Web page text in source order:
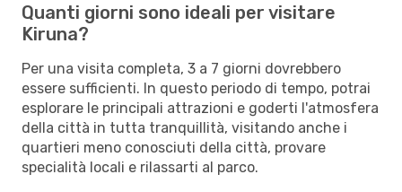
Quanti giorni sono ideali per visitare
Kiruna?
Per una visita completa, 3 a 7 giorni dovrebbero
essere sufficienti. In questo periodo di tempo, potrai
esplorare le principali attrazioni e goderti l'atmosfera
della città in tutta tranquillità, visitando anche i
quartieri meno conosciuti della città, provare
specialità locali e rilassarti al parco.